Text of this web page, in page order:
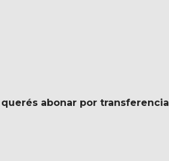
abonar por